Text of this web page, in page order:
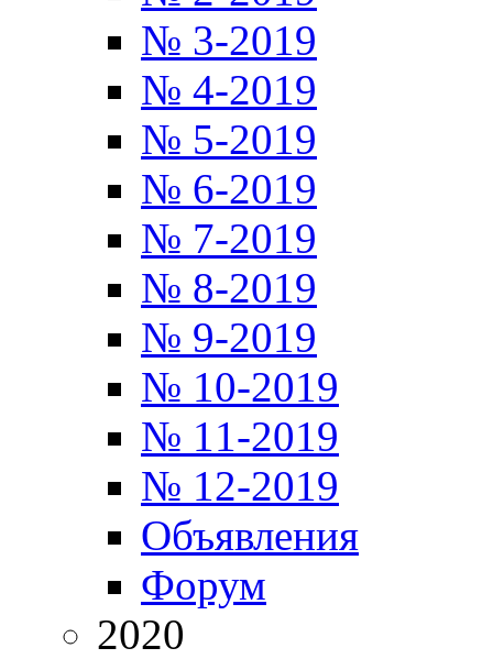
№ 3-2019
№ 4-2019
№ 5-2019
№ 6-2019
№ 7-2019
№ 8-2019
№ 9-2019
№ 10-2019
№ 11-2019
№ 12-2019
Объявления
Форум
2020